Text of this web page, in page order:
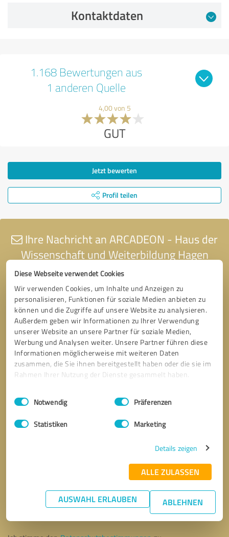
Diese Webseite verwendet Cookies
Wir verwenden Cookies, um Inhalte und Anzeigen zu
personalisieren, Funktionen für soziale Medien anbieten zu
können und die Zugriffe auf unsere Website zu analysieren.
Außerdem geben wir Informationen zu Ihrer Verwendung
unserer Website an unsere Partner für soziale Medien,
Werbung und Analysen weiter. Unsere Partner führen diese
Informationen möglicherweise mit weiteren Daten
zusammen, die Sie ihnen bereitgestellt haben oder die sie im
Rahmen Ihrer Nutzung der Dienste gesammelt haben.
Impressum Datenschutzbestimmungen
Einwilligungsauswahl
Notwendig Präferenzen
Statistiken Marketing
Details zeigen
ALLE ZULASSEN
AUSWAHL ERLAUBEN ABLEHNEN
Kontaktdaten
1.168 Bewertungen aus
1 anderen Quelle
4,00 von 5
GUT
Jetzt bewerten
Profil teilen
Ihre Nachricht an ARCADEON - Haus der
Wissenschaft und Weiterbildung Hagen